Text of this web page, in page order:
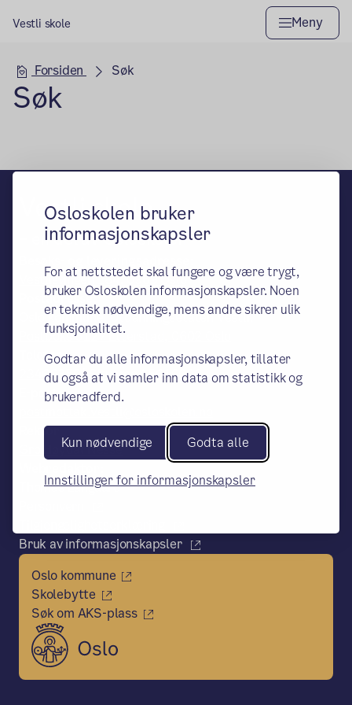
Osloskolen bruker
informasjonskapsler
For at nettstedet skal fungere og være trygt,
bruker Osloskolen informasjonskapsler. Noen
er teknisk nødvendige, mens andre sikrer ulik
funksjonalitet.
Godtar du alle informasjonskapsler, tillater
du også at vi samler inn data om statistikk og
brukeradferd.
Kun nødvendige Godta alle
Innstillinger for informasjonskapsler
Vestli skole Meny
Hovedseksjon
Forsiden Søk
Søk
Vestli skole
– en del av Osloskolen
Vestlisvingen 184, 0969 Oslo
Postadresse:
Oslo kommune, Utdanningsetaten Vestli,
Postboks 6127 Etterstad, 0602 Oslo
Telefon:
23466350/ Situame 45610096
E-post:
Rektor
Gro Høydal Nesse
Thomas Langaard
Bruk av informasjonskapsler
Oslo kommune
Skolebytte
Søk om AKS-plass